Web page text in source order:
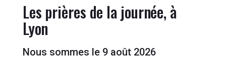
Les prières de la journée, à
Lyon
Nous sommes le 9 août 2026